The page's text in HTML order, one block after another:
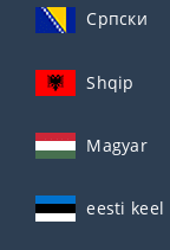
Српски
Shqip
Magyar
eesti keel